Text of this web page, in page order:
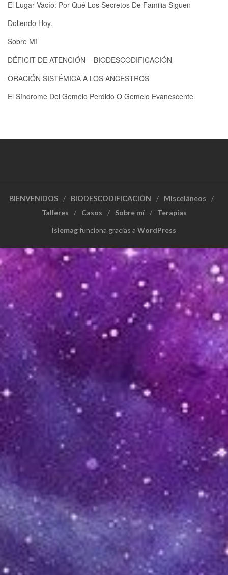
El Lugar Vacío: Por Qué Los Secretos De Familia Siguen
Doliendo Hoy.
Sobre Mí
DÉFICIT DE ATENCIÓN – BIODESCODIFICACIÓN
ORACIÓN SISTÉMICA A LOS ANCESTROS
El Síndrome Del Gemelo Perdido O Gemelo Evanescente
BIENVENIDOS BIODESCODIFICACIÓN
Misceláneos
Talleres
Casos Sobre mí
Terapias
Islemagfunciona gracias a WordPress